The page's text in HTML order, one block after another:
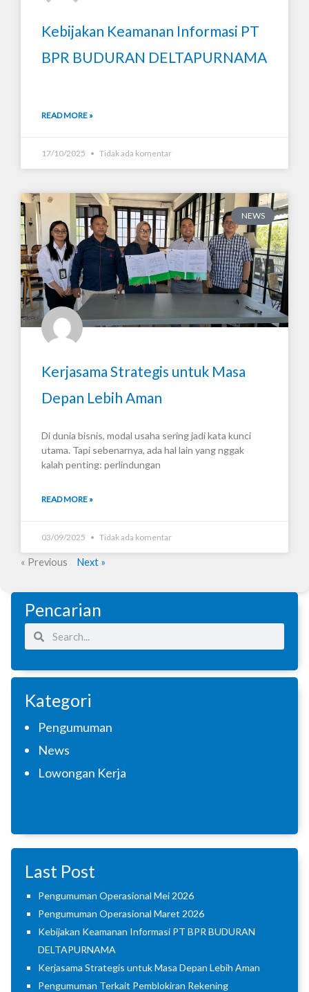
Kebijakan Keamanan Informasi PT
BPR BUDURAN DELTAPURNAMA
READ MORE »
17/10/2025 Tidak ada komentar
NEWS
Kerjasama Strategis untuk Masa
Depan Lebih Aman
Di dunia bisnis, modal usaha sering jadi kata kunci
utama. Tapi sebenarnya, ada hal lain yang nggak
kalah penting: perlindungan
READ MORE »
03/09/2025 Tidak ada komentar
« Previous Next »
Pencarian
SearchSearch
Kategori
Pengumuman
News
Lowongan Kerja
Last Post
Pengumuman Operasional Mei 2026
Pengumuman Operasional Maret 2026
Kebijakan Keamanan Informasi PT BPR BUDURAN
DELTAPURNAMA
Kerjasama Strategis untuk Masa Depan Lebih Aman
Pengumuman Terkait Pemblokiran Rekening